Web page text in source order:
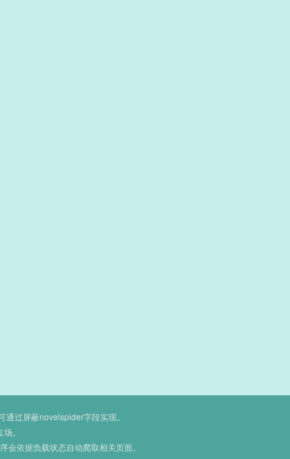
过屏蔽novelspider字段实现。
。
依据负载状态自动爬取相关页面。